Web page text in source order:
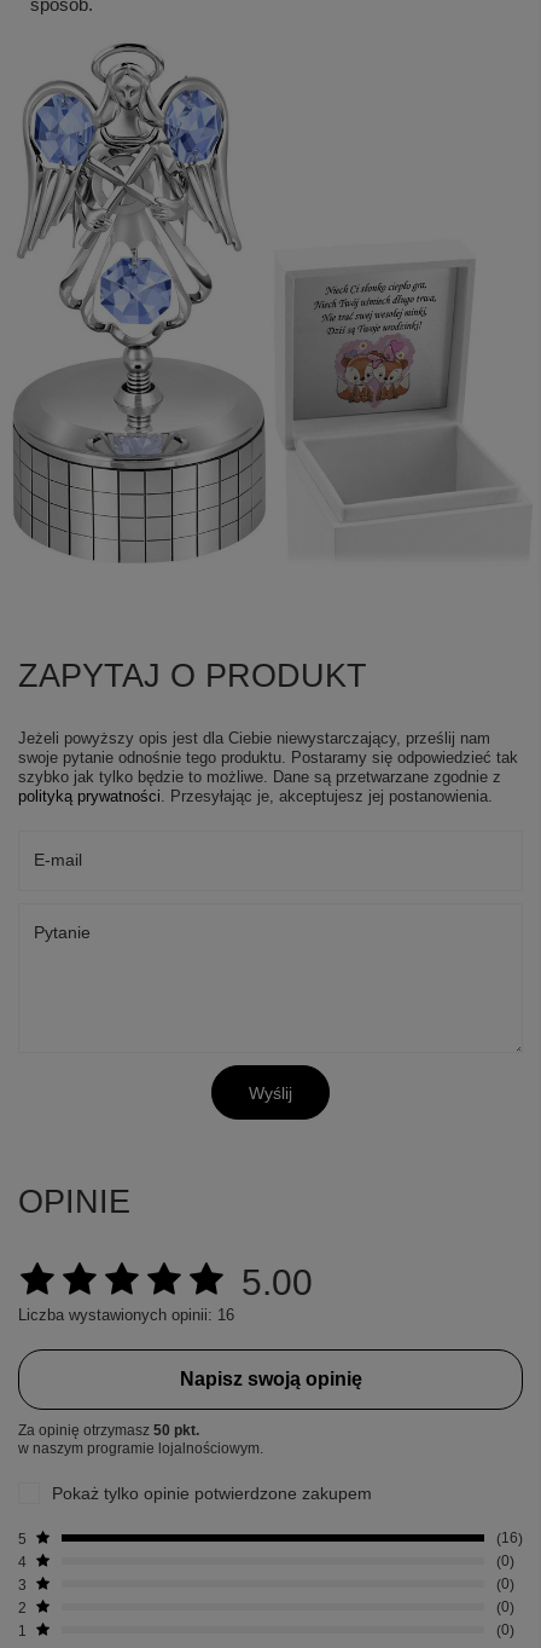
sposób.
ZAPYTAJ O PRODUKT
Jeżeli powyższy opis jest dla Ciebie niewystarczający, prześlij nam
swoje pytanie odnośnie tego produktu. Postaramy się odpowiedzieć tak
szybko jak tylko będzie to możliwe. Dane są przetwarzane zgodnie z
polityką prywatności. Przesyłając je, akceptujesz jej postanowienia.
E-mail
Pytanie
Wyślij
OPINIE
5.00
Liczba wystawionych opinii: 16
Napisz swoją opinię
Za opinię otrzymasz 50 pkt.
w naszym programie lojalnościowym.
Pokaż tylko opinie potwierdzone zakupem
5
16
4
0
3
0
2
0
1
0